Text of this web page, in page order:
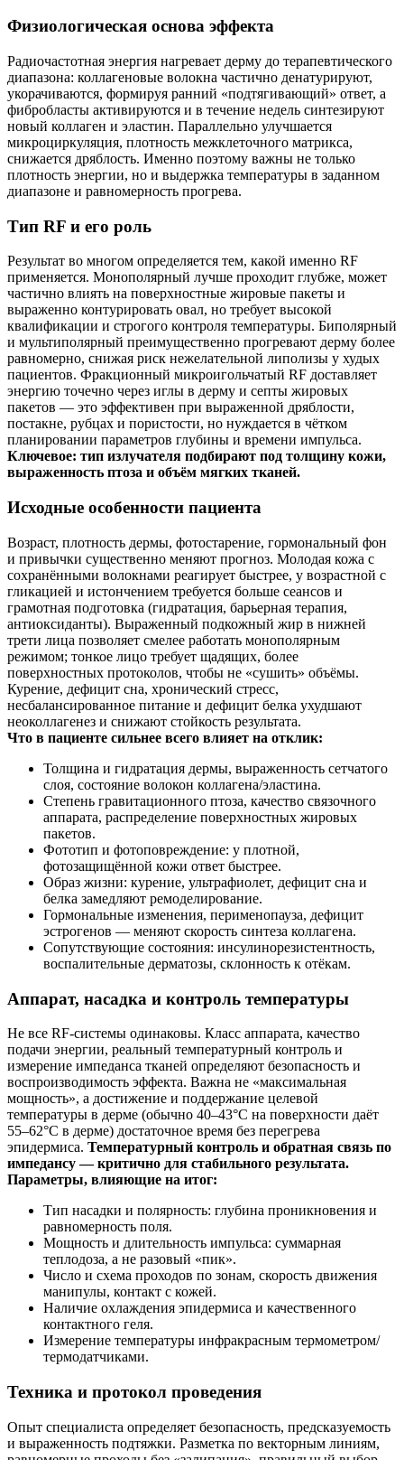
Физиологическая основа эффекта
Радиочастотная энергия нагревает дерму до терапевтического
диапазона: коллагеновые волокна частично денатурируют,
укорачиваются, формируя ранний «подтягивающий» ответ, а
фибробласты активируются и в течение недель синтезируют
новый коллаген и эластин. Параллельно улучшается
микроциркуляция, плотность межклеточного матрикса,
снижается дряблость. Именно поэтому важны не только
плотность энергии, но и выдержка температуры в заданном
диапазоне и равномерность прогрева.
Тип RF и его роль
Результат во многом определяется тем, какой именно RF
применяется. Монополярный лучше проходит глубже, может
частично влиять на поверхностные жировые пакеты и
выраженно контурировать овал, но требует высокой
квалификации и строгого контроля температуры. Биполярный
и мультиполярный преимущественно прогревают дерму более
равномерно, снижая риск нежелательной липолизы у худых
пациентов. Фракционный микроигольчатый RF доставляет
энергию точечно через иглы в дерму и септы жировых
пакетов — это эффективен при выраженной дряблости,
постакне, рубцах и пористости, но нуждается в чётком
планировании параметров глубины и времени импульса.
Ключевое: тип излучателя подбирают под толщину кожи,
выраженность птоза и объём мягких тканей.
Исходные особенности пациента
Возраст, плотность дермы, фотостарение, гормональный фон
и привычки существенно меняют прогноз. Молодая кожа с
сохранёнными волокнами реагирует быстрее, у возрастной с
гликацией и истончением требуется больше сеансов и
грамотная подготовка (гидратация, барьерная терапия,
антиоксиданты). Выраженный подкожный жир в нижней
трети лица позволяет смелее работать монополярным
режимом; тонкое лицо требует щадящих, более
поверхностных протоколов, чтобы не «сушить» объёмы.
Курение, дефицит сна, хронический стресс,
несбалансированное питание и дефицит белка ухудшают
неоколлагенез и снижают стойкость результата.
Что в пациенте сильнее всего влияет на отклик:
Толщина и гидратация дермы, выраженность сетчатого
слоя, состояние волокон коллагена/эластина.
Степень гравитационного птоза, качество связочного
аппарата, распределение поверхностных жировых
пакетов.
Фототип и фотоповреждение: у плотной,
фотозащищённой кожи ответ быстрее.
Образ жизни: курение, ультрафиолет, дефицит сна и
белка замедляют ремоделирование.
Гормональные изменения, перименопауза, дефицит
эстрогенов — меняют скорость синтеза коллагена.
Сопутствующие состояния: инсулинорезистентность,
воспалительные дерматозы, склонность к отёкам.
Аппарат, насадка и контроль температуры
Не все RF‑системы одинаковы. Класс аппарата, качество
подачи энергии, реальный температурный контроль и
измерение импеданса тканей определяют безопасность и
воспроизводимость эффекта. Важна не «максимальная
мощность», а достижение и поддержание целевой
температуры в дерме (обычно 40–43°C на поверхности даёт
55–62°C в дерме) достаточное время без перегрева
эпидермиса. Температурный контроль и обратная связь по
импедансу — критично для стабильного результата.
Параметры, влияющие на итог:
Тип насадки и полярность: глубина проникновения и
равномерность поля.
Мощность и длительность импульса: суммарная
теплодоза, а не разовый «пик».
Число и схема проходов по зонам, скорость движения
манипулы, контакт с кожей.
Наличие охлаждения эпидермиса и качественного
контактного геля.
Измерение температуры инфракрасным термометром/
термодатчиками.
Техника и протокол проведения
Опыт специалиста определяет безопасность, предсказуемость
и выраженность подтяжки. Разметка по векторным линиям,